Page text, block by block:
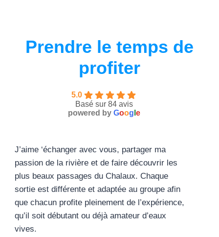
Prendre le temps de
profiter
5.0
Basé sur 84 avis
powered by Goog e
J’aime ‘échanger avec vous, partager ma
passion de la rivière et de faire découvrir les
plus beaux passages du Chalaux. Chaque
sortie est différente et adaptée au groupe afin
que chacun profite pleinement de l’expérience,
qu’il soit débutant ou déjà amateur d’eaux
vives.